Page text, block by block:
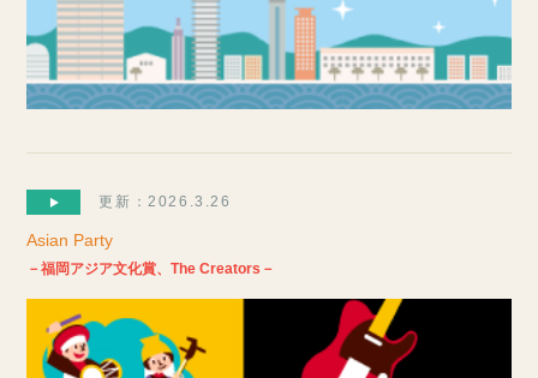
更新：2026.3.26
Asian Party
－福岡アジア文化賞、The Creators－